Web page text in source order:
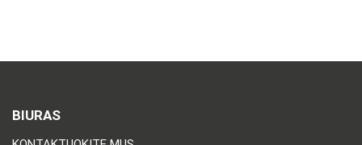
BIURAS